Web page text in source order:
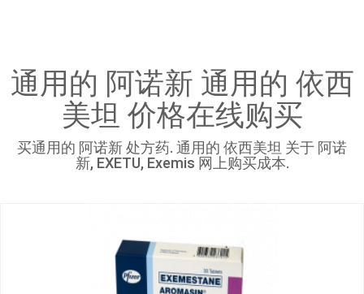
通用的 阿诺新 通用的 依西
美坦 价格在线购买
买通用的 阿诺新 处方药. 通用的 依西美坦 关于 阿诺
新, EXETU, Exemis 网上购买成本.